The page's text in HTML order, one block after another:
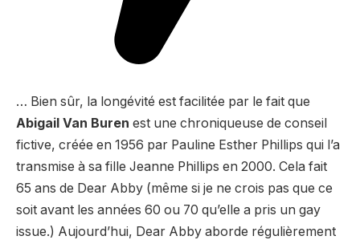
… Bien sûr, la longévité est facilitée par le fait que
Abigail Van Buren est une chroniqueuse de conseil
fictive, créée en 1956 par Pauline Esther Phillips qui l’a
transmise à sa fille Jeanne Phillips en 2000. Cela fait
65 ans de Dear Abby (même si je ne crois pas que ce
soit avant les années 60 ou 70 qu’elle a pris un gay
issue.) Aujourd’hui, Dear Abby aborde régulièrement